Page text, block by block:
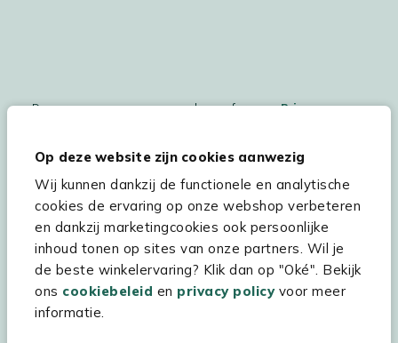
Op deze website zijn cookies aanwezig
Wij kunnen dankzij de functionele en analytische
cookies de ervaring op onze webshop verbeteren
en dankzij marketingcookies ook persoonlijke
inhoud tonen op sites van onze partners. Wil je
de beste winkelervaring? Klik dan op "Oké". Bekijk
ons cookiebeleid en privacy policyvoor meer
informatie.
De persoonsgegegevens worden conform onsPrivacy
Hulp & service
Assortiment
Kees Smit Tuinmeubelen
Experience Stores XXL